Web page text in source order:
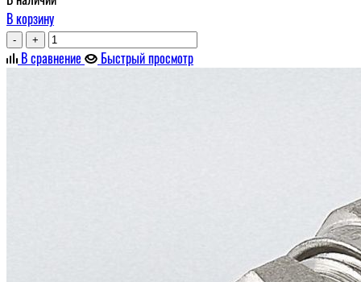
В корзину
- +
В сравнение Быстрый просмотр